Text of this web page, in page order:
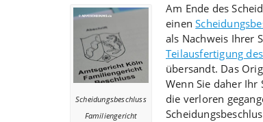
Scheidungsbeschluss
Familiengericht
Am Ende des
einen
als Nachweis Ihrer
Teilausfertigung
übersandt. Das
Wenn Sie daher
die verloren